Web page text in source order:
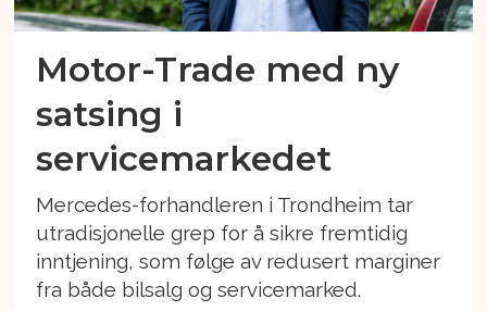
Motor-Trade med ny
satsing i
servicemarkedet
Mercedes-forhandleren i Trondheim tar
utradisjonelle grep for å sikre fremtidig
inntjening, som følge av redusert marginer
fra både bilsalg og servicemarked.